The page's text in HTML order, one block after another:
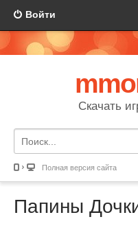
Войти
Скачать
Полная версия сайта
Папины